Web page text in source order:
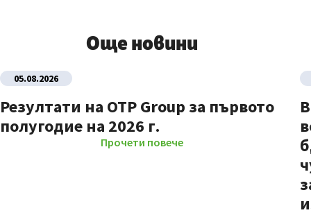
Още новини
05.08.2026
Резултати на OTP Group за първото
полугодие на 2026 г.
Прочети повече